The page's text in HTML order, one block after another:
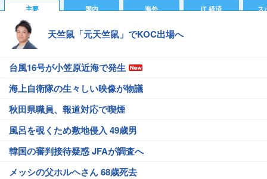
主要 国内 海外 IT 経済 ス
天竺鼠「元天竺鼠」でKOC出場へ
台風16号が小笠原近海で発生
海上自衛隊の生々しい映像が物議
秋田県職員、報道対応で喫煙
風呂を覗くため敷地侵入 49歳男
韓国の審判接待疑惑 JFAが調査へ
メッシの父ホルヘさん 68歳死去